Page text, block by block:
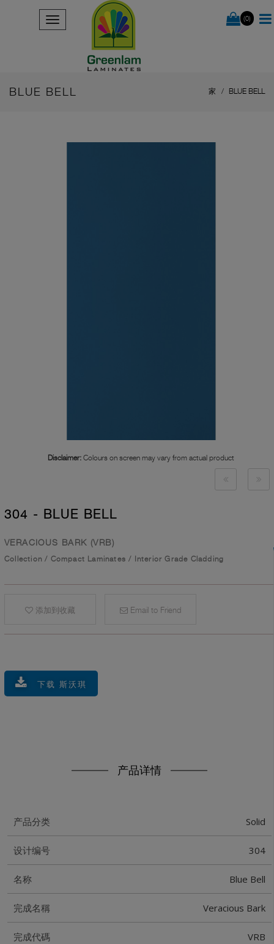
(0)
BLUE BELL 家 BLUE BELL
Disclaimer: Colours on screen may vary from actual product
304 - BLUE BELL
VERACIOUS BARK (VRB)
Collection / Compact Laminates / Interior Grade Cladding
添加到收藏 Email to Friend
下载 斯沃琪
产品详情
产品分类 Solid
设计编号 304
名称 Blue Bell
完成名稱 Veracious Bark
完成代碼 VRB